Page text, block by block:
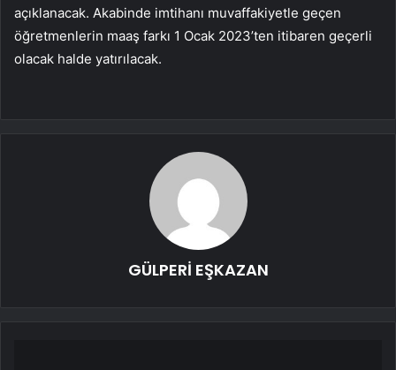
açıklanacak. Akabinde imtihanı muvaffakiyetle geçen
öğretmenlerin maaş farkı 1 Ocak 2023’ten itibaren geçerli
olacak halde yatırılacak.
GÜLPERİ EŞKAZAN